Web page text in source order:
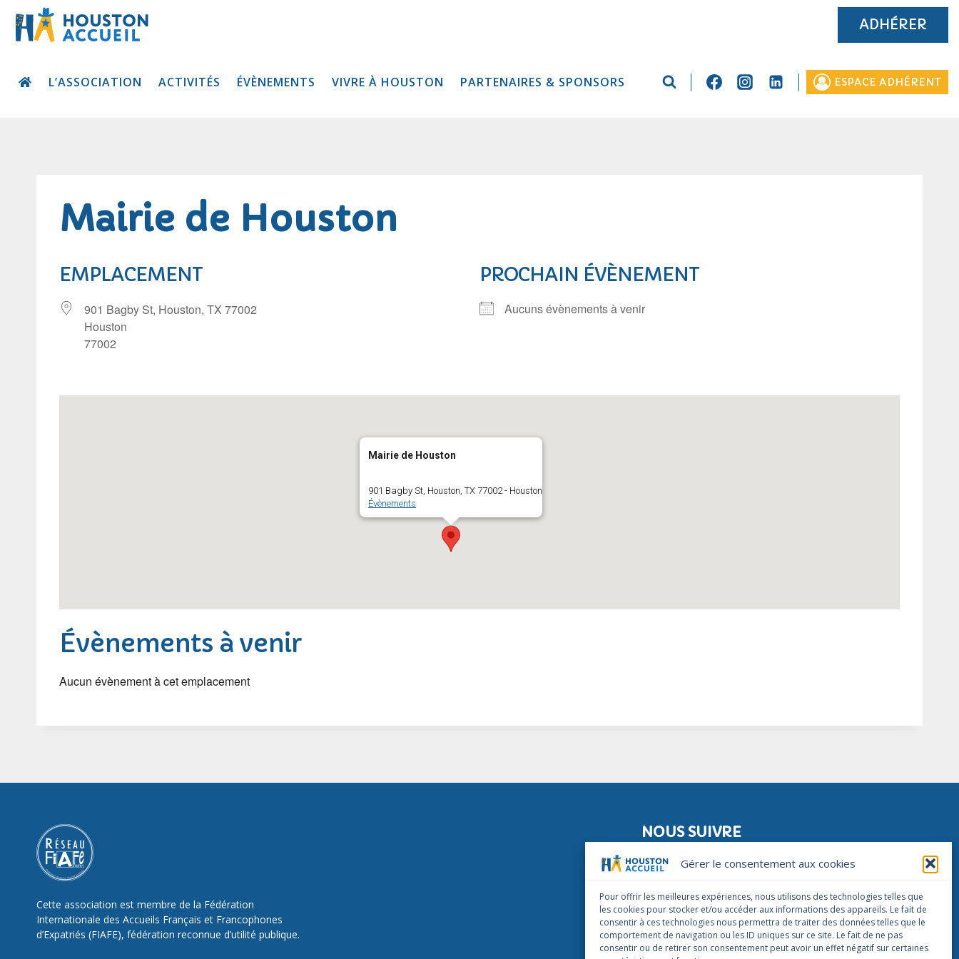
Gérer le consentement aux cookies
Pour offrir les meilleures expériences, nous utilisons des technologies telles que
les cookies pour stocker et/ou accéder aux informations des appareils. Le fait de
consentir à ces technologies nous permettra de traiter des données telles que le
comportement de navigation ou les ID uniques sur ce site. Le fait de ne pas
consentir ou de retirer son consentement peut avoir un effet négatif sur certaines
ADHÉRER
L’ASSOCIATION ACTIVITÉS ÉVÈNEMENTS VIVRE À HOUSTON PARTENAIRES & SPONSORS ESPACE ADHÉRENT
Mairie de Houston
EMPLACEMENT
901 Bagby St, Houston, TX 77002
Houston
77002
PROCHAIN ÉVÈNEMENT
Aucuns évènements à venir
Mairie de Houston
901 Bagby St, Houston, TX 77002 - Houston
Évènements
Évènements à venir
Aucun évènement à cet emplacement
Cette association est membre de la Fédération
Internationale des Accueils Français et Francophones
d’Expatriés (FIAFE), fédération reconnue d’utilité publique.
NOUS SUIVRE
infos@houstonaccueil.org